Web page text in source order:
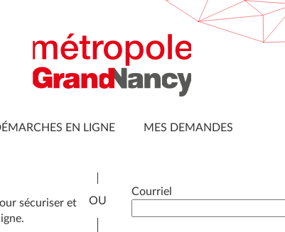
EN LIGNE MES DEMANDES
sécuriser et
Courriel